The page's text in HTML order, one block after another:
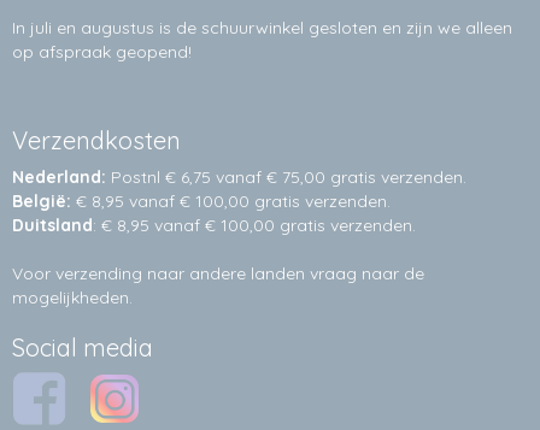
In juli en augustus is de schuurwinkel gesloten en zijn we alleen
op afspraak geopend!
Verzendkosten
Nederland: Postnl € 6,75 vanaf € 75,00 gratis verzenden.
België: € 8,95 vanaf € 100,00 gratis verzenden.
Duitsland: € 8,95 vanaf € 100,00 gratis verzenden.
Voor verzending naar andere landen vraag naar de
mogelijkheden.
Social media